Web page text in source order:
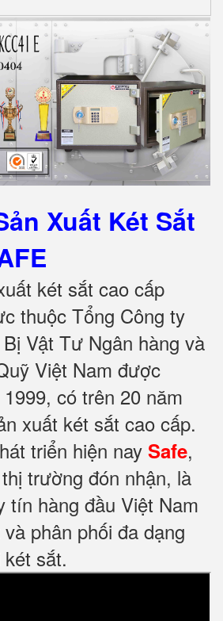
Xuất Két Sắt
két sắt cao cấp
thuộc Tổng Công ty
Vật Tư Ngân hàng và
Việt Nam được
có trên 20 năm
xuất két sắt cao cấp.
triển hiện nay Safe,
trường đón nhận, là
tín hàng đầu Việt Nam
phân phối đa dạng
sắt.